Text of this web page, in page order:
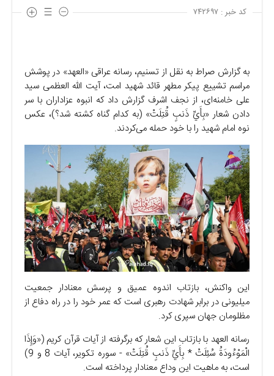
کد خبر : ۷۴۲۶۹۷
به گزارش صراط به نقل از تسنیم، رسانه عراقی «العهد» در پوشش
مراسم تشییع پیکر مطهر قائد شهید امت، آیت الله العظمی سید
علی خامنه‌ای، از نجف اشرف گزارش داد که انبوه عزاداران با سر
دادن شعار «بِأَيِّ ذَنبٍ قُتِلَتْ» (به کدام گناه کشته شد؟)، عکس
نوه امام شهید را با خود حمله می‌کردند.
این واکنش، بازتاب اندوه عمیق و پرسش معنادار جمعیت
میلیونی در برابر شهادت رهبری است که عمر خود را در راه دفاع از
مظلومان جهان سپری کرد.
رسانه العهد با بازتاب این شعار که برگرفته از آیات قرآن کریم («وَإِذَا
الْمَوْءُودَةُ سُئِلَتْ * بِأَيِّ ذَنبٍ قُتِلَتْ» - سوره تکویر، آیات 8 و 9)
است، به ماهیت این وداع معنادار پرداخته است.